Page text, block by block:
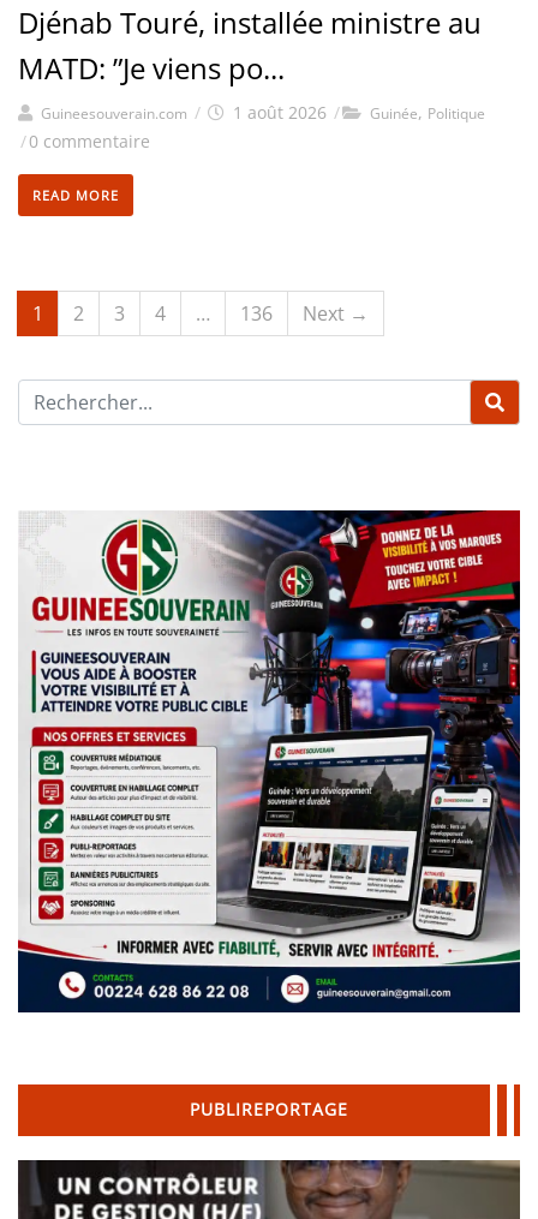
Djénab Touré, installée ministre au
MATD: ”Je viens po...
Guineesouverain.com / 1 août 2026 / Guinée, Politique
/0 commentaire
READ MORE
1 2 3 4 … 136 Next →
PUBLIREPORTAGE